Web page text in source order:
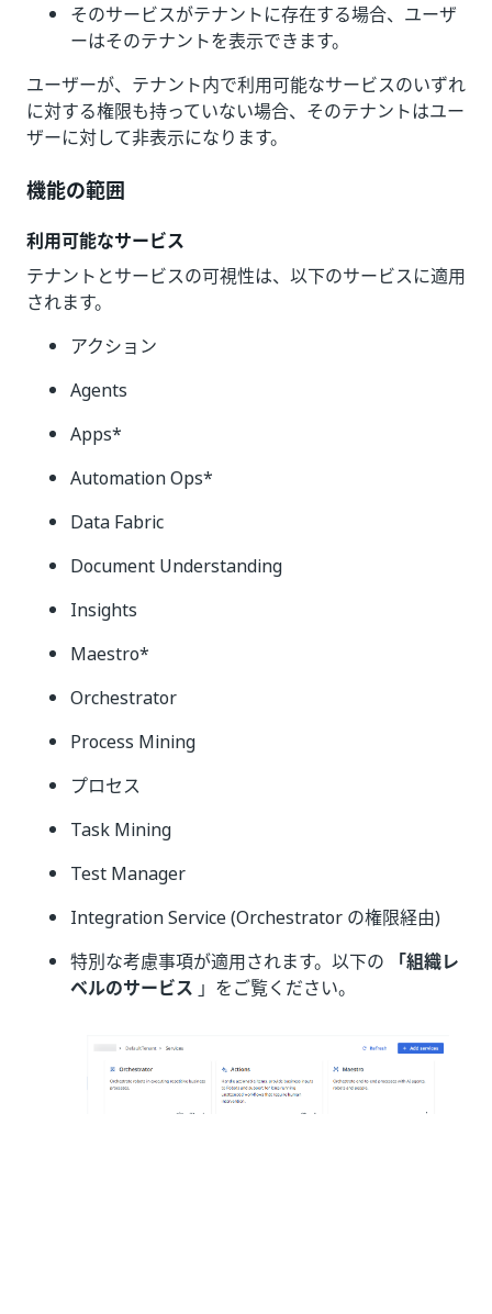
そのサービスがテナントに存在する場合、ユーザ
ーはそのテナントを表示できます。
ユーザーが、テナント内で利用可能なサービスのいずれ
に対する権限も持っていない場合、そのテナントはユー
ザーに対して非表示になります。
機能の範囲
利用可能なサービス
テナントとサービスの可視性は、以下のサービスに適用
されます。
アクション
Agents
Apps*
Automation Ops*
Data Fabric
Document Understanding
Insights
Maestro*
Orchestrator
Process Mining
プロセス
Task Mining
Test Manager
Integration Service (Orchestrator の権限経由)
特別な考慮事項が適用されます。以下の
「組織レ
ベルのサービス 」をご覧ください。